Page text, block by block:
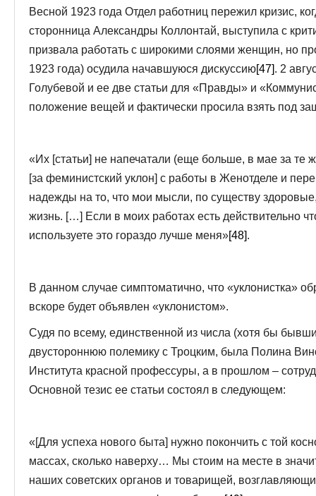
Весной 1923 года Отдел работниц пережил кризис,
сторонница Александры Коллонтай, выступила с
призвала работать с широкими слоями женщин, но
1923 года) осудила начавшуюся дискуссию[47]. 2
Голубевой и ее две статьи для «Правды» и
положение вещей и фактически просила взять под
«Их [статьи] не напечатали (еще больше, в мае за те
[за феминистский уклон] с работы в Женотделе и
надежды на то, что мои мысли, по существу
жизнь. […] Если в моих работах есть действительно
используете это гораздо лучше меня»[48].
В данном случае симптоматично, что «уклонистка»
вскоре будет объявлен «уклонистом».
Судя по всему, единственной из числа (хотя бы
двустороннюю полемику с Троцким, была Полина
Института красной профессуры, а в прошлом –
Основной тезис ее статьи состоял в следующем:
«[Для успеха нового быта] нужно покончить с той
массах, сколько наверху… Мы стоим на месте в
наших советских органов и товарищей,